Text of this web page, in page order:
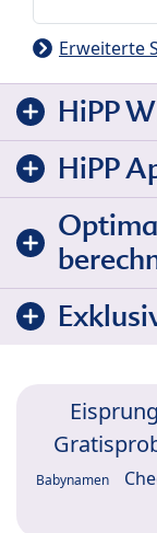
Erweiterte
HiPP
HiPP
Babynamen